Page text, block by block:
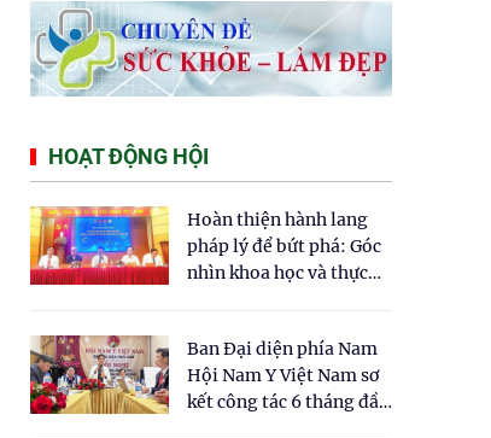
HOẠT ĐỘNG HỘI
Hoàn thiện hành lang
pháp lý để bứt phá: Góc
nhìn khoa học và thực
cho Luật Y dược cổ
truyền Việt Nam"
Ban Đại diện phía Nam
Hội Nam Y Việt Nam sơ
kết công tác 6 tháng đầu